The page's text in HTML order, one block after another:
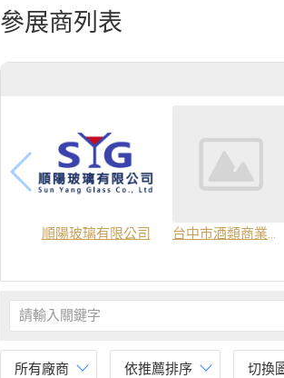
參展商列表
順陽玻璃有限公司 台中市酒類商業同業公會
所有廠商 依推薦排序 切換